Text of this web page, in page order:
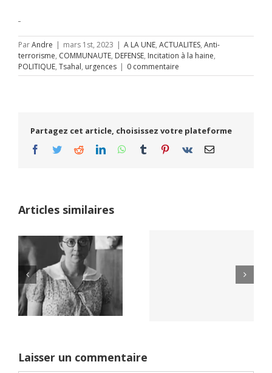
ParAndre | mars 1st, 2023 | A LA UNE, ACTUALITES, Anti-
terrorisme, COMMUNAUTE, DEFENSE, Incitation à la haine,
POLITIQUE, Tsahal, urgences | 0 commentaire
Partagez cet article, choisissez votre plateforme
Facebook
TwitterRedditLinkedInWhatsApp
Tumblr Pinterest
Vk Email
Articles similaires
Netflix Field of
Dreams (1989)
Yaïr Golan : une
Laisser un commentaire